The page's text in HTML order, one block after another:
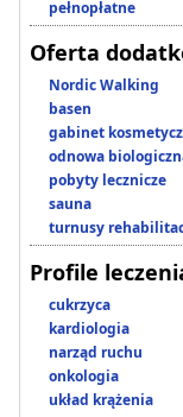
pełnopłatne
Oferta
Nordic Walking
basen
gabinet
odnowa
pobyty lecznicze
sauna
turnusy
Profile
cukrzyca
kardiologia
narząd ruchu
onkologia
układ krążenia